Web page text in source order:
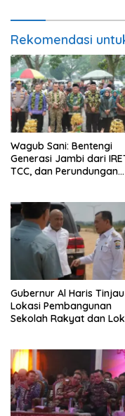
Rekomendasi
Wagub Sani: Bentengi
Generasi Jambi dari
TCC, dan Perundungan
Gubernur Al Haris Tinjau
Lokasi Pembangunan
Sekolah Rakyat dan